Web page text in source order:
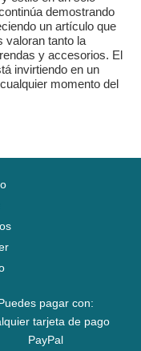
demostrando
un artículo que
valoran tanto la
y accesorios. El
invirtiendo en un
momento del
pagar con:
tarjeta de pago
PayPal